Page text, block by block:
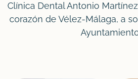
Clínica Dental Antonio
corazón de Vélez-Málaga, a